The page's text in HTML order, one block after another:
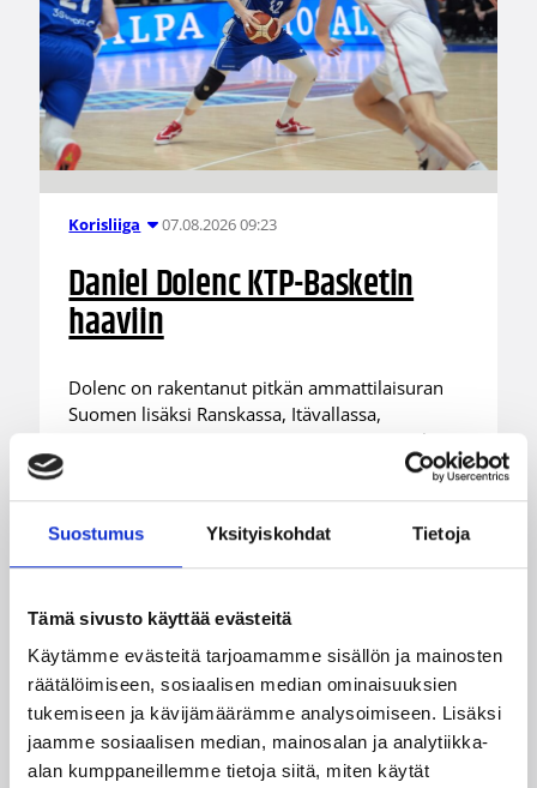
Suostumus Yksityiskohdat Tietoja
Tämä sivusto käyttää evästeitä
Käytämme evästeitä tarjoamamme sisällön ja mainosten
räätälöimiseen, sosiaalisen median ominaisuuksien
tukemiseen ja kävijämäärämme analysoimiseen. Lisäksi
jaamme sosiaalisen median, mainosalan ja analytiikka-
alan kumppaneillemme tietoja siitä, miten käytät
Korisliiga 07.08.2026 09:23
Daniel Dolenc KTP-Basketin
haaviin
Dolenc on rakentanut pitkän ammattilaisuran
Suomen lisäksi Ranskassa, Itävallassa,
Liettuassa, Romaniassa, Bosniassa ja viimeksi